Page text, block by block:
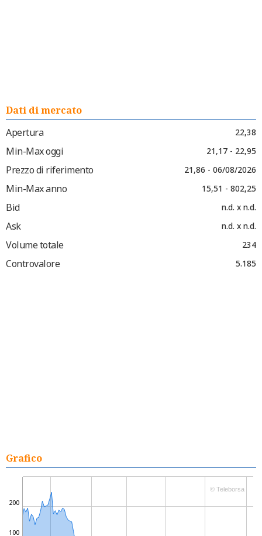
Dati di mercato
Apertura
22,38
Min-Max oggi 21,17 - 22,95
Prezzo di riferimento 21,86 - 06/08/2026
Min-Max anno 15,51 - 802,25
Bid n.d. x n.d.
Ask n.d. x n.d.
Volume totale 234
Controvalore 5.185
Grafico
100
200
© Teleborsa